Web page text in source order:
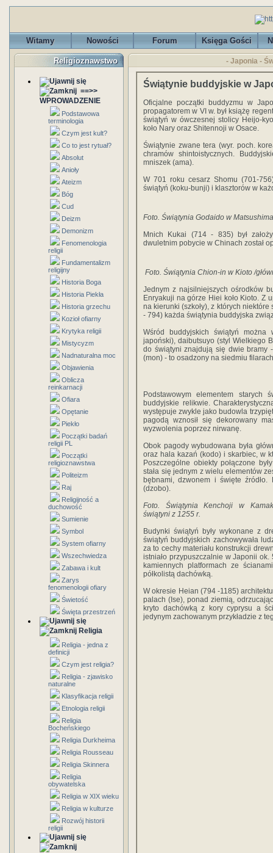
Witamy Nowości Forum Księga Gości
Religioznawstwo
==>>
WPROWADZENIE
Podstawowa
terminologia
Czym jest kult?
Co to jest rytuał?
Absolut
Anioły
Ateizm
Bóg
Cud
Deizm
Demonizm
Fenomenologia
religii
Fundamentalizm
religijny
Historia Boga
Historia Piekła
Historia grzechu
Kozioł ofiarny
Krytyka religii
Mistycyzm
Nadnaturalna moc
Objawienia
Oblicza
reinkarnacji
Ofiara
Opętanie
Piekło
Początki badań
religii PL
Początki
religioznawstwa
Politeizm
Raj
Religijność a
duchowość
Sumienie
Symbol
System ofiarny
Wszechwiedza
Zabawa i kult
Zarys
fenomenologii ofiary
Świetość
Święta przestrzeń
Religia
Religia - jedna z
definicji
Czym jest religia?
Religia - zjawisko
naturalne
Klasyfikacja religii
Etnologia religii
Religia
Bocheńskiego
Religia Durkheima
Religia Rousseau
Religia Skinnera
Religia
obywatelska
Religia w XIX wieku
Religia w kulturze
Rozwój historii
religii
- Japonia -
Świątynie buddyjskie w
Oficjalne początki buddyzmu w
propagatorem w VI w. był książę
świątyń w ówczesnej stolicy Heijo-
koło Nary oraz Shitennoji w Osace.
Świątynie zwane tera (wyr. poch.
chramów shintoistycznych.
mniszek (ama).
W 701 roku cesarz Shomu (701-
świątyń (koku-bunji) i klasztorów w
Foto. Świątynia Godaido w Matsushima
Mnich Kukai (714 - 835) był
dwuletnim pobycie w Chinach został
Foto. Świątynia Chion-in w Kioto /
Jednym z najsilniejszych ośrodków
Enryakuji na górze Hiei koło Kioto. Z
na kierunki (szkoły), z których
- 794) każda świątynia buddyjska
Wśród buddyjskich świątyń można
japoński), daibutsuyo (styl Wielkiego
do świątyni znajdują się dwie bramy
(mon) - to osadzony na siedmiu
Podstawowym elementem starych
buddyjskie relikwie.
występuje zwykle jako budowla
pagodą wznosił się dekorowany
wyzwolenia poprzez nirwanę.
Obok pagody wybudowana była
oraz hala kazań (kodo) i skarbiec, w
Poszczególne obiekty połączone
stała się jednym z wielu elementów
bębnami, dzwonem i święte źródło.
(dzobo).
Foto. Świątynia Kenchoji w
świątyni z 1255 r.
Budynki świątyń były wykonane z
świątyń buddyjskich zachowywała
za to cechy materiału konstrukcji
istniało przypuszczalnie w Japonii
kamiennych platformach ze
półkolistą dachówką.
W okresie Heian (794 -1185)
palach (Ise), ponad ziemią,
kryto dachówką z kory cyprysu a
jedynym zachowanym przykładzie z